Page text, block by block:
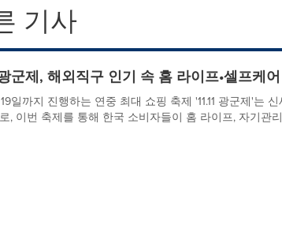
기사
군제, 해외직구 인기 속 홈 라이프•셀프케
일까지 진행하는 연중 최대 쇼핑 축제 '11.11 광군제'는
, 이번 축제를 통해 한국 소비자들이 홈 라이프, 자기관